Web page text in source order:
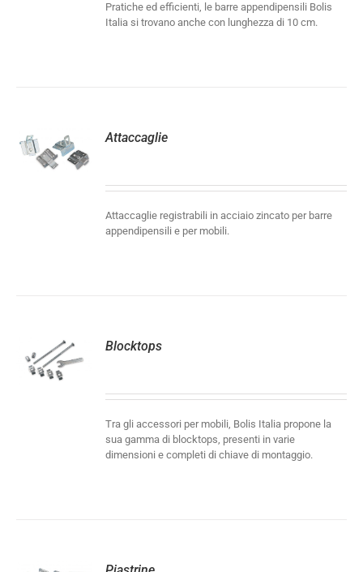
Pratiche ed efficienti, le barre appendipensili Bolis
Italia si trovano anche con lunghezza di 10 cm.
Attaccaglie
Attaccaglie registrabili in acciaio zincato per barre
appendipensili e per mobili.
Blocktops
Tra gli accessori per mobili, Bolis Italia propone la
sua gamma di blocktops, presenti in varie
dimensioni e completi di chiave di montaggio.